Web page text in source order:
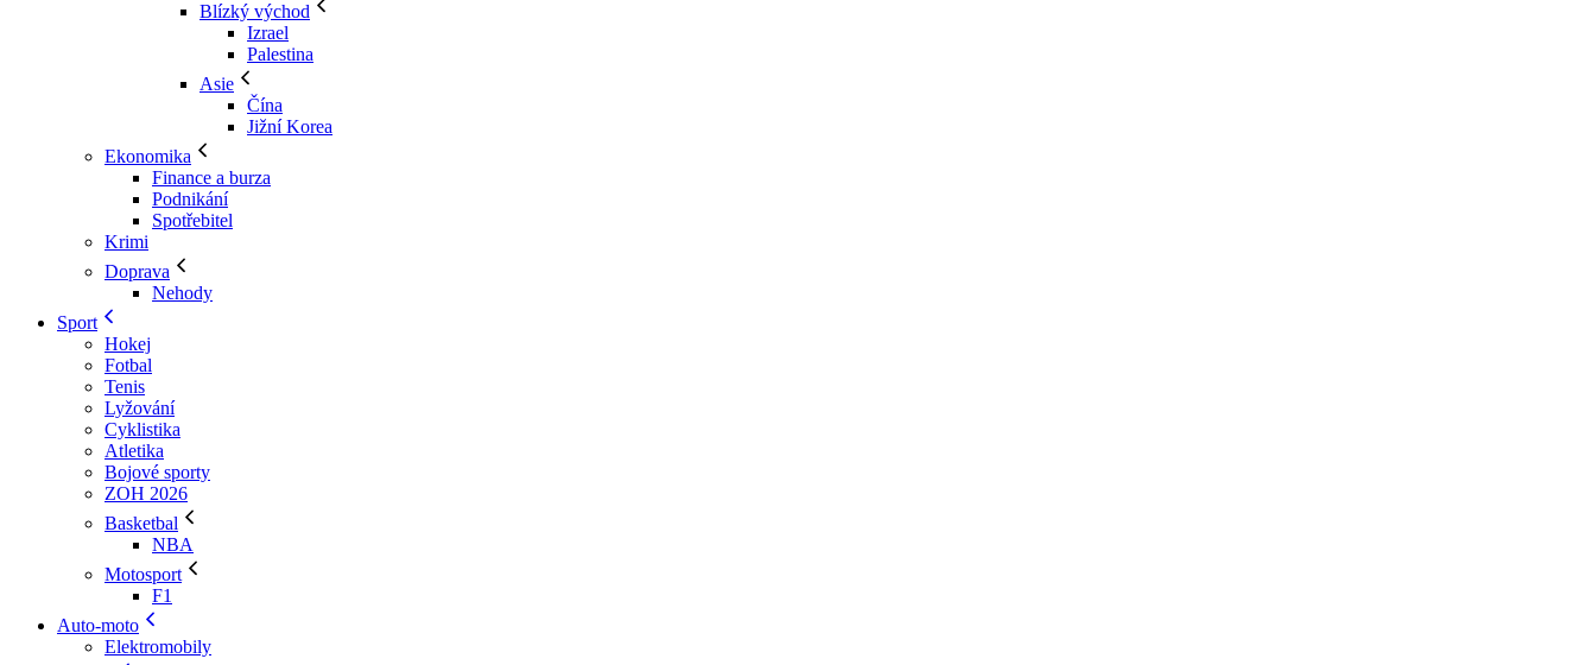
Blízký východ
Izrael
Palestina
Asie
Čína
Jižní Korea
Ekonomika
Finance a burza
Podnikání
Spotřebitel
Krimi
Doprava
Nehody
Sport
Hokej
Fotbal
Tenis
Lyžování
Cyklistika
Atletika
Bojové sporty
ZOH 2026
Basketbal
NBA
Motosport
F1
Auto-moto
Elektromobily